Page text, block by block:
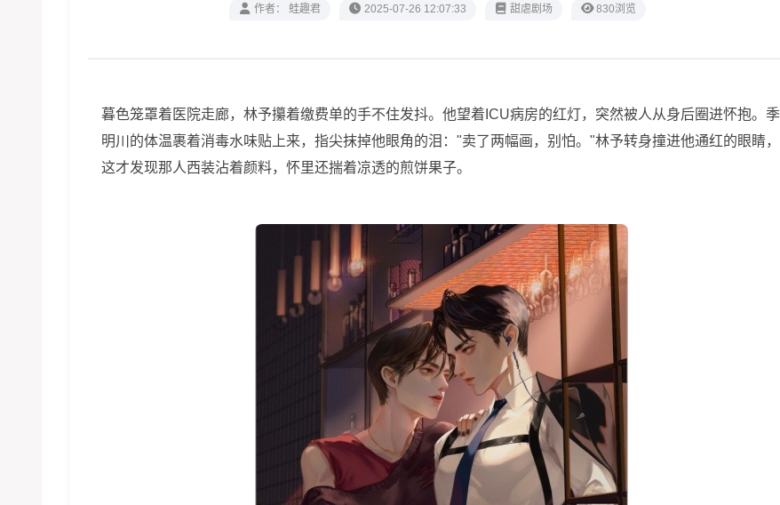
作者： 蛙趣君 2025-07-26 12:07:33 甜虐剧场 830浏览
暮色笼罩着医院走廊，林予攥着缴费单的手不住发抖。他望着ICU病房的红灯，突然被人从身后圈进怀抱。季
明川的体温裹着消毒水味贴上来，指尖抹掉他眼角的泪："卖了两幅画，别怕。"林予转身撞进他通红的眼睛，
这才发现那人西装沾着颜料，怀里还揣着凉透的煎饼果子。